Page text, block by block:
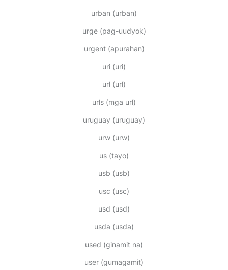
urban (urban)
urge (pag-uudyok)
urgent (apurahan)
uri (uri)
url (url)
urls (mga url)
uruguay (uruguay)
urw (urw)
us (tayo)
usb (usb)
usc (usc)
usd (usd)
usda (usda)
used (ginamit na)
user (gumagamit)